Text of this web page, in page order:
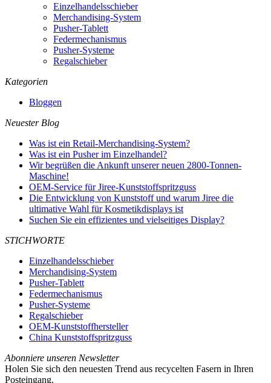
Einzelhandelsschieber
Merchandising-System
Pusher-Tablett
Federmechanismus
Pusher-Systeme
Regalschieber
Kategorien
Bloggen
Neuester Blog
Was ist ein Retail-Merchandising-System?
Was ist ein Pusher im Einzelhandel?
Wir begrüßen die Ankunft unserer neuen 2800-Tonnen-
Maschine!
OEM-Service für Jiree-Kunststoffspritzguss
Die Entwicklung von Kunststoff und warum Jiree die
ultimative Wahl für Kosmetikdisplays ist
Suchen Sie ein effizientes und vielseitiges Display?
STICHWORTE
Einzelhandelsschieber
Merchandising-System
Pusher-Tablett
Federmechanismus
Pusher-Systeme
Regalschieber
OEM-Kunststoffhersteller
China Kunststoffspritzguss
Abonniere unseren Newsletter
Holen Sie sich den neuesten Trend aus recycelten Fasern in Ihren
Posteingang.